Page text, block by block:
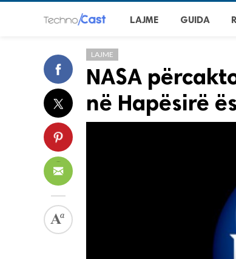
LAJME GUIDA
LAJME
NASA
në Hapësirë